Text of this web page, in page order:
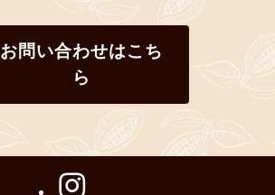
お問い合わせはこち
ら